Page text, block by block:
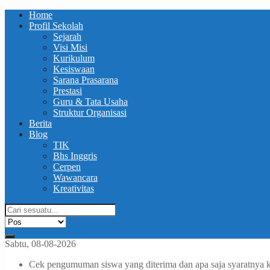
Home
Profil Sekolah
Sejarah
Visi Misi
Kurikulum
Kesiswaan
Sarana Prasarana
Prestasi
Guru & Tata Usaha
Struktur Organisasi
Berita
Blog
TIK
Bhs Inggris
Cerpen
Wawancara
Kreativitas
Sabtu, 08-08-2026
Cek pengumuman siswa yang diterima dan apa saja syaratnya